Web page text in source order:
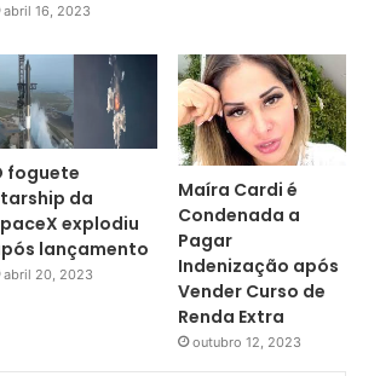
abril 16, 2023
foguete
da
explodiu
lançamento
abril 20, 2023
Maíra Cardi é
Condenada a
Pagar
Indenização após
Vender Curso de
Renda Extra
outubro 12, 2023